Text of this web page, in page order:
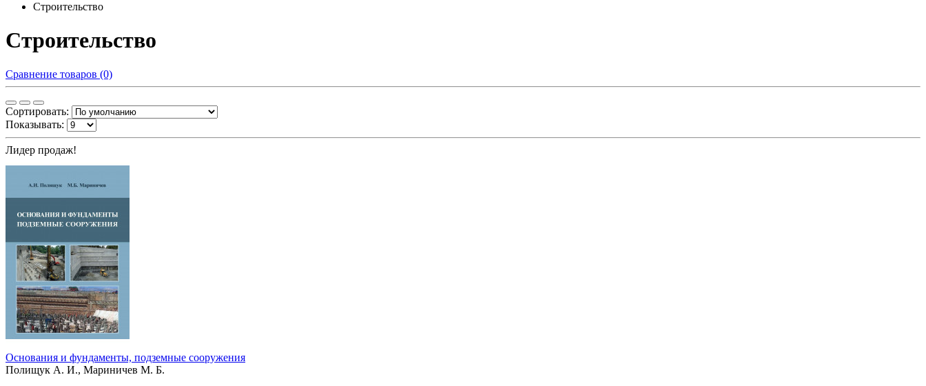
Строительство
Строительство
Сравнение товаров (0)
Сортировать:
Показывать:
Лидер продаж!
Основания и фундаменты, подземные сооружения
Полищук А. И., Мариничев М. Б.